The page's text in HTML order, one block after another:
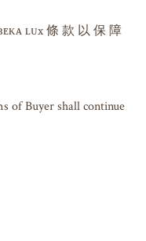
ʟᴜx 條 款 以 保 障
of Buyer shall continue